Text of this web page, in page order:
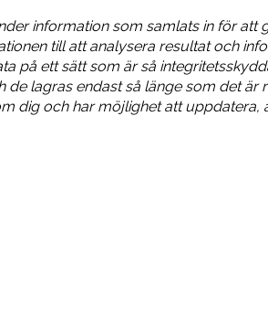
dig
information som samlats in för att
till att analysera resultat och
på ett sätt som är så
lagras endast så länge som det är
dig och har möjlighet att uppdatera,